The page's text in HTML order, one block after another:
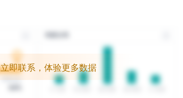
立即联系，体验更多数据